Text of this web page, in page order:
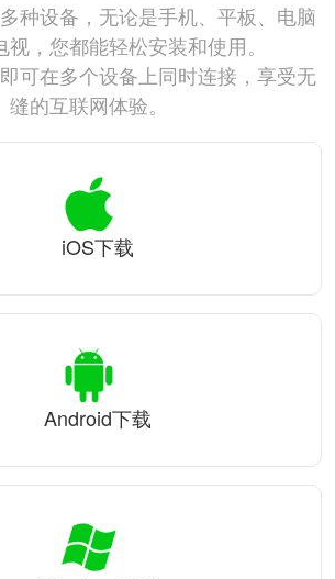
种设备，无论是手机、平板、电脑
，您都能轻松安装和使用。
可在多个设备上同时连接，享受无
缝的互联网体验。
iOS下载
Android下载